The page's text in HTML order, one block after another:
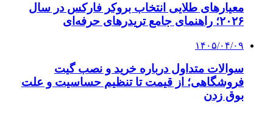
معیارهای طلایی انتخاب بروکر فارکس در سال
۲۰۲۶؛ راهنمای جامع تریدرهای حرفه‌ای
۱۴۰۵/۰۴/۰۹
سوالات متداول درباره خرید و نصب گیت
فروشگاهی؛ از قیمت تا تنظیم حساسیت و علت
بوق زدن